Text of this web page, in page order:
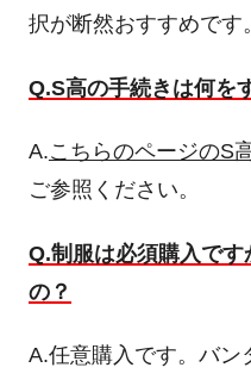
択が断然おすすめです。
Q.S高の手続きは何を
A.こちらのページのS
ご参照ください。
Q.制服は必須購入で
の？
A.任意購入です。バン